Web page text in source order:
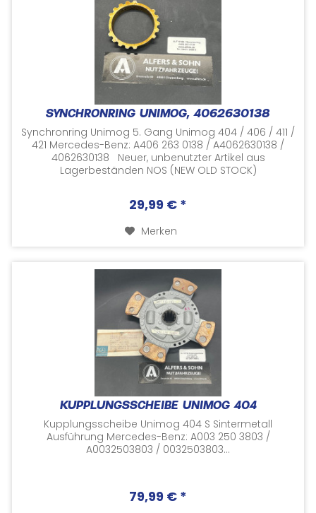
SYNCHRONRING UNIMOG, 4062630138
Synchronring Unimog 5. Gang Unimog 404 / 406 / 411 /
421 Mercedes-Benz: A406 263 0138 / A4062630138 /
4062630138 Neuer, unbenutzter Artikel aus
Lagerbeständen NOS (NEW OLD STOCK)
29,99 € *
Merken
KUPPLUNGSSCHEIBE UNIMOG 404
Kupplungsscheibe Unimog 404 S Sintermetall
Ausführung Mercedes-Benz: A003 250 3803 /
A0032503803 / 0032503803...
79,99 € *